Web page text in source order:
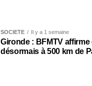
SOCIÉTÉ Il y a 1 semaine
Gironde : BFMTV affirme
désormais à 500 km de